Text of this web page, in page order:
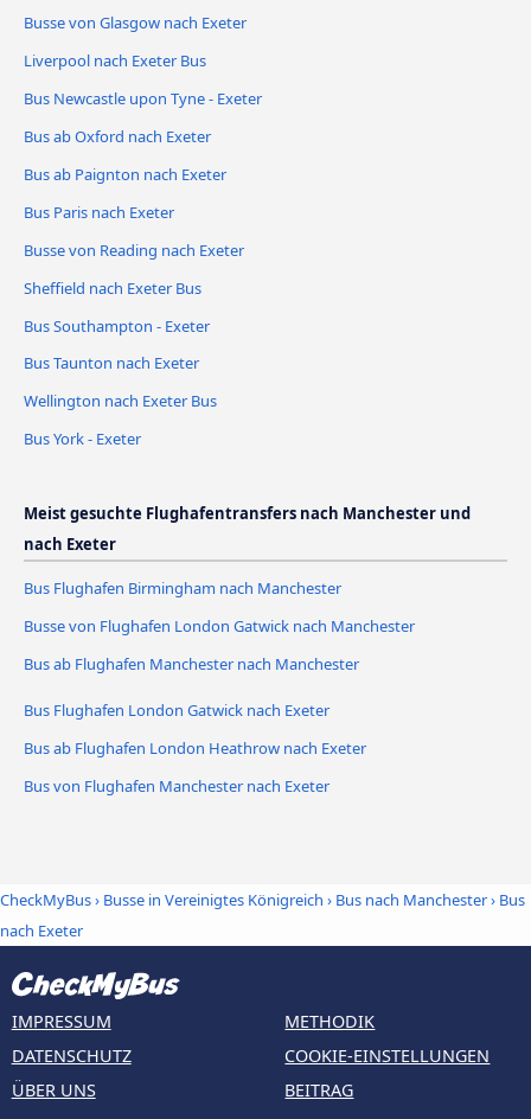
Busse von Glasgow nach Exeter
Liverpool nach Exeter Bus
Bus Newcastle upon Tyne - Exeter
Bus ab Oxford nach Exeter
Bus ab Paignton nach Exeter
Bus Paris nach Exeter
Busse von Reading nach Exeter
Sheffield nach Exeter Bus
Bus Southampton - Exeter
Bus Taunton nach Exeter
Wellington nach Exeter Bus
Bus York - Exeter
Meist gesuchte Flughafentransfers nach Manchester und
nach Exeter
Bus Flughafen Birmingham nach Manchester
Busse von Flughafen London Gatwick nach Manchester
Bus ab Flughafen Manchester nach Manchester
Bus Flughafen London Gatwick nach Exeter
Bus ab Flughafen London Heathrow nach Exeter
Bus von Flughafen Manchester nach Exeter
CheckMyBus› Busse in Vereinigtes Königreich › Bus nach Manchester› Bus
nach Exeter
IMPRESSUM
DATENSCHUTZ
ÜBER UNS
METHODIK
COOKIE-EINSTELLUNGEN
BEITRAG